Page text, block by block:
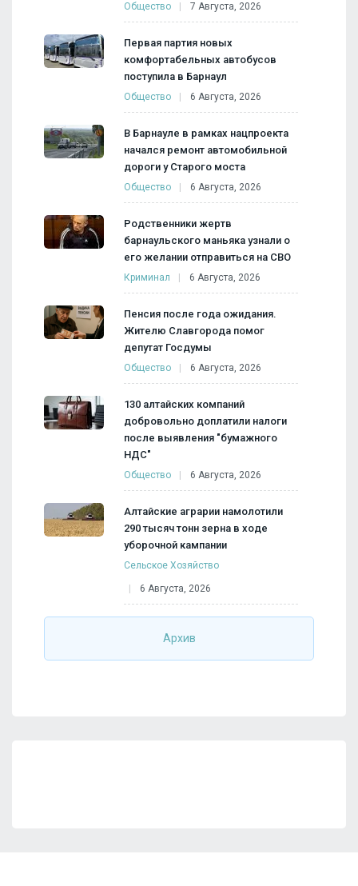
Общество 7 Августа, 2026
Первая партия новых
комфортабельных автобусов
поступила в Барнаул
Общество 6 Августа, 2026
В Барнауле в рамках нацпроекта
начался ремонт автомобильной
дороги у Старого моста
Общество 6 Августа, 2026
Родственники жертв
барнаульского маньяка узнали о
его желании отправиться на СВО
Криминал 6 Августа, 2026
Пенсия после года ожидания.
Жителю Славгорода помог
депутат Госдумы
Общество 6 Августа, 2026
130 алтайских компаний
добровольно доплатили налоги
после выявления "бумажного
НДС"
Общество 6 Августа, 2026
Алтайские аграрии намолотили
290 тысяч тонн зерна в ходе
уборочной кампании
Сельское Хозяйство
6 Августа, 2026
Архив